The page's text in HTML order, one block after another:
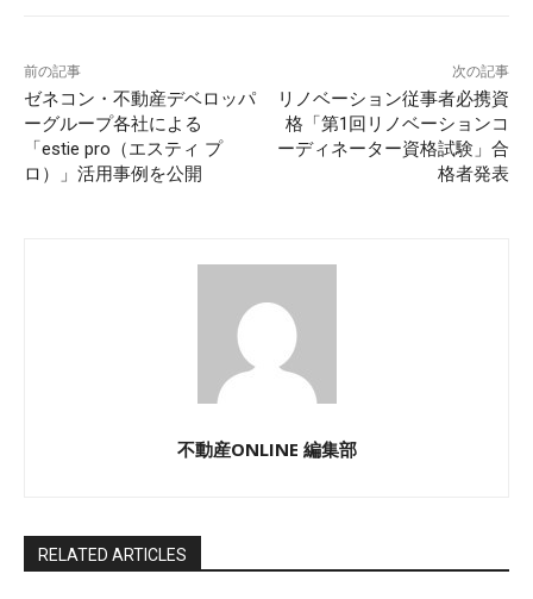
前の記事
ゼネコン・不動産デベロッパ
ーグループ各社による
「estie pro（エスティ プ
ロ）」活用事例を公開
次の記事
リノベーション従事者必携資
格「第1回リノベーションコ
ーディネーター資格試験」合
格者発表
不動産ONLINE 編集部
RELATED ARTICLES